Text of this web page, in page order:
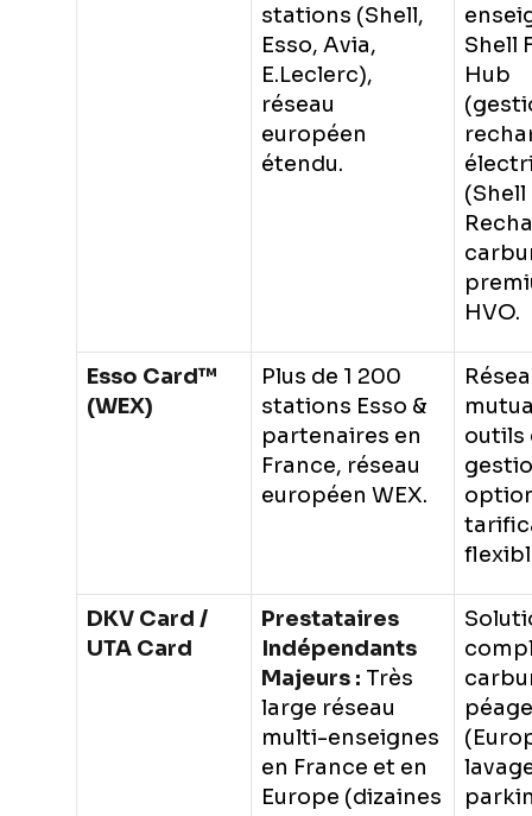
stations (Shell,
Esso, Avia,
E.Leclerc),
réseau
européen
étendu.
Shell
Hub
(Shell
HVO.
Esso Card™
(WEX)
Plus de 1 200
stations Esso &
partenaires en
France, réseau
européen WEX.
outils
DKV Card /
UTA Card
Prestataires
Indépendants
Majeurs : Très
large réseau
multi-enseignes
en France et en
Europe (dizaines